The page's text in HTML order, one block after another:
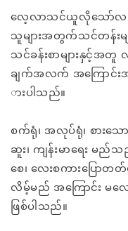
လေ့လာသင်ယူလိုသော်လ
သူများအတွက်သင်တန်းမျ
သင်ခန်းစာများနှင့်
ချက်အလက် အကြောင်းအ
ားပါသည်။
စက်ရုံ၊ အလုပ်ရုံ၊ စားသ
ဆူး၊ ကျန်းမာရေး မ
စေ၊ လေးစကားပြော
လိမ့်မည် အကြောင်း မလေး
ဖြစ်ပါသည်။